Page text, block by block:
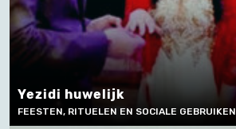
Yezidi huwelijk
FEESTEN, RITUELEN EN SOCIALE GEBRUIKEN